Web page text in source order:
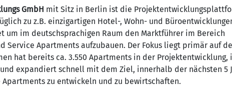
GmbH mit Sitz in Berlin ist die
zu z.B. einzigartigen Hotel-, Wohn- und
um im deutschsprachigen Raum den Marktführer im Bereich
Service Apartments aufzubauen. Der Fokus liegt primär auf
hat bereits ca. 3.550 Apartments in der Projektentwicklung,
expandiert schnell mit dem Ziel, innerhalb der nächsten 5
zu entwickeln und zu bewirtschaften.